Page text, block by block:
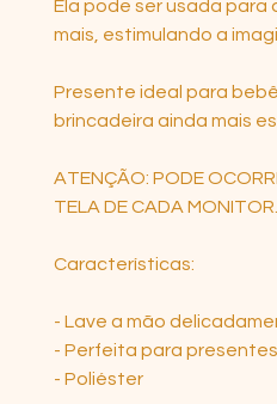
Ela pode ser usada para
mais, estimulando a
Presente ideal para
brincadeira ainda mais
ATENÇÃO: PODE
TELA DE CADA
Características:
- Lave a mão
- Perfeita para presentes
- Poliéster